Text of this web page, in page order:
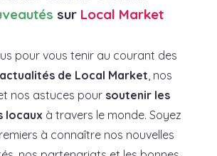
sur Local Market
pour vous tenir au courant des
de Local Market, nos
nos astuces pour soutenir les
locaux à travers le monde. Soyez
à connaître nos nouvelles